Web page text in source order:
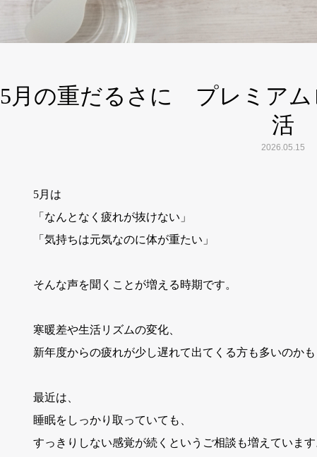
5月の重だるさに プレミアム
活
2026.05.15
5月は
「なんとなく疲れが抜けない」
「気持ちは元気なのに体が重たい」
そんな声を聞くことが増える時期です。
寒暖差や生活リズムの変化、
新年度からの疲れが少し遅れて出てくる方も多いのか
最近は、
睡眠をしっかり取っていても、
すっきりしない感覚が続くというご相談も増えていま